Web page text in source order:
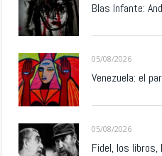
Blas Infante:
05/08/2026
Venezuela: el
05/08/2026
Fidel, los libros,